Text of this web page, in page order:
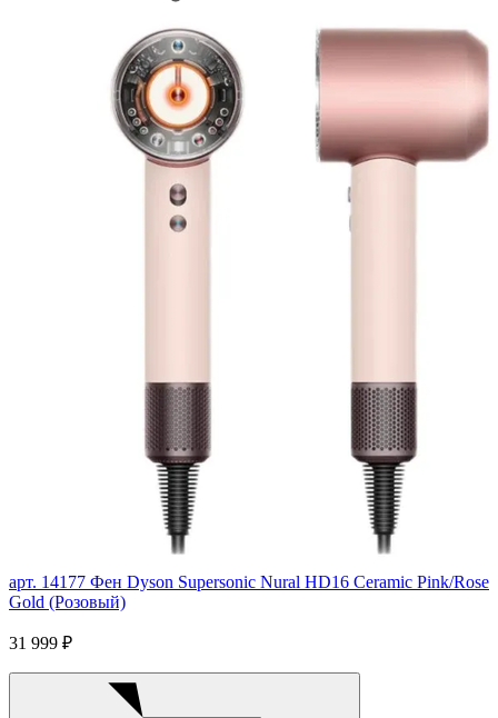
арт. 14177 Фен Dyson Supersonic Nural HD16 Ceramic Pink/Rose
Gold (Розовый)
31 999 ₽